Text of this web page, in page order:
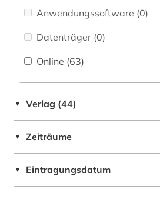
devianz (1)
elektronische bibliothek (1)
Belarus (1)
China (1)
Deutschland (DDR) (3)
Anwendungssoftware (0)
Datenträger (0)
Online (63)
▼ Verlag (44)
▼ Zeiträume
▼ Eintragungsdatum